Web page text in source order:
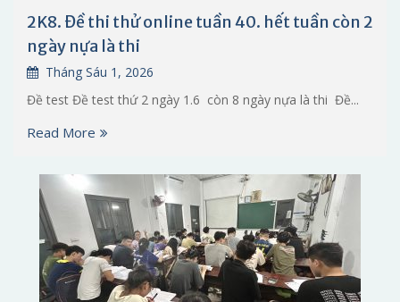
2K8. Đề thi thử online tuần 40. hết tuần còn 2
ngày nựa là thi
Tháng Sáu 1, 2026
Đề test Đề test thứ 2 ngày 1.6 còn 8 ngày nựa là thi Đề...
Read More